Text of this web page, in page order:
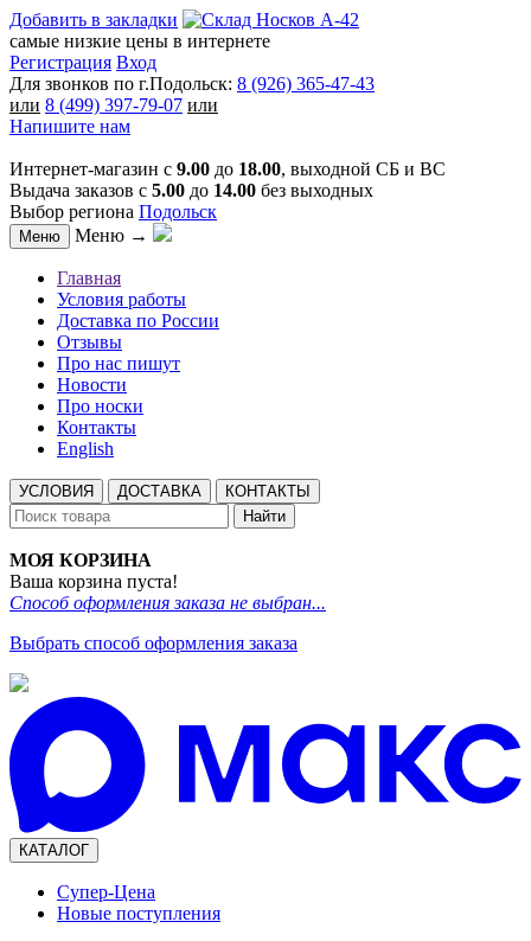
Добавить в закладки
самые низкие цены в интернете
Регистрация Вход
Для звонков по г.Подольск: 8 (926) 365-47-43
или 8 (499) 397-79-07 или
Напишите нам
Интернет-магазин с 9.00 до 18.00, выходной СБ и ВС
Выдача заказов с 5.00 до 14.00 без выходных
Выбор региона Подольск
Меню Меню →
Главная
Условия работы
Доставка по России
Отзывы
Про нас пишут
Новости
Про носки
Контакты
English
УСЛОВИЯ ДОСТАВКА
КОНТАКТЫ
Найти
МОЯ КОРЗИНА
Ваша корзина пуста!
Способ оформления заказа не выбран...
Выбрать способ оформления заказа
КАТАЛОГ
Супер-Цена
Новые поступления